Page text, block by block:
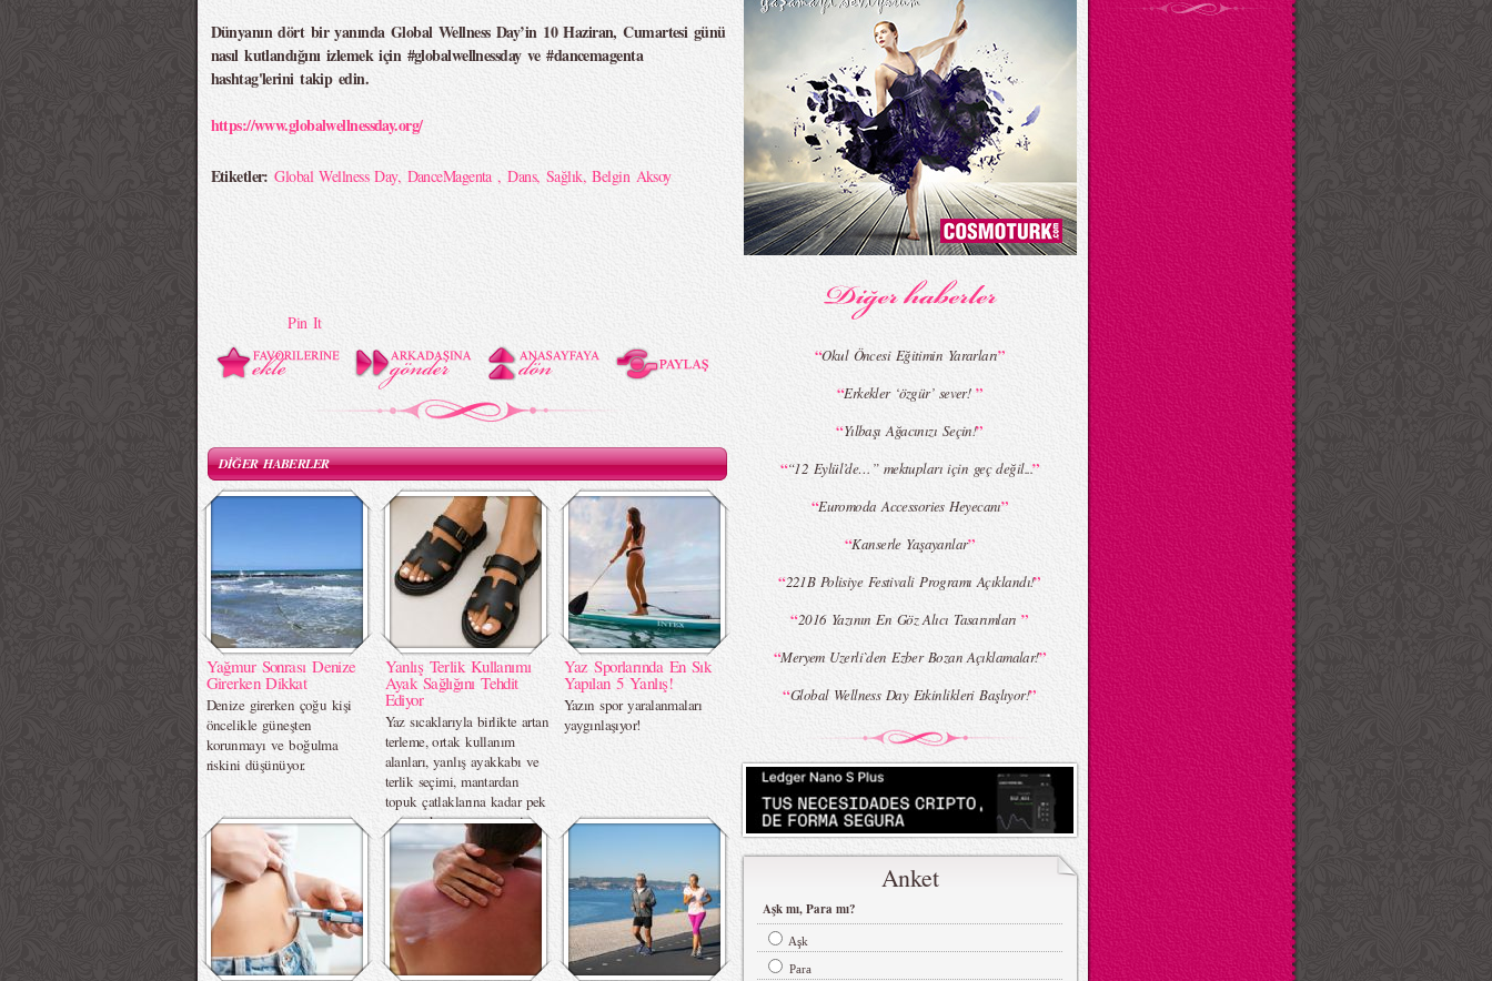
Dünyanın dört bir yanında Global Wellness Day’in 10 Haziran, Cumartesi günü
nasıl kutlandığını izlemek için #globalwellnessday ve #dancemagenta
hashtag'lerini takip edin.
https://www.globalwellnessday.org/
Etiketler:Global Wellness Day, DanceMagenta,Dans, Sağlık,Belgin Aksoy
Pin It
DİĞER HABERLER
Yağmur Sonrası Denize
Girerken Dikkat
Denize girerken çoğu kişi
öncelikle güneşten
korunmayı ve boğulma
riskini düşünüyor.
Yanlış Terlik Kullanımı
Ayak Sağlığını Tehdit
Ediyor
Yaz sıcaklarıyla birlikte artan
terleme, ortak kullanım
alanları, yanlış ayakkabı ve
terlik seçimi, mantardan
topuk çatlaklarına kadar pek
çok ayak sorununa zemin
hazırlıyor.
Yaz Sporlarında En Sık
Yapılan 5 Yanlış!
Yazın spor yaralanmaları
yaygınlaşıyor!
“Okul Öncesi Eğitimin Yararları”
“Erkekler ‘özgür’ sever! ”
“Yılbaşı Ağacınızı Seçin!”
““12 Eylül’de…” mektupları için geç değil...”
“Euromoda Accessories Heyecanı”
“Kanserle Yaşayanlar”
“221B Polisiye Festivali Programı Açıklandı!”
“2016 Yazının En Göz Alıcı Tasarımları”
“Meryem Uzerli`den Ezber Bozan Açıklamalar!”
“Global Wellness Day Etkinlikleri Başlıyor!”
Anket
Aşk mı, Para mı?
Aşk
Para